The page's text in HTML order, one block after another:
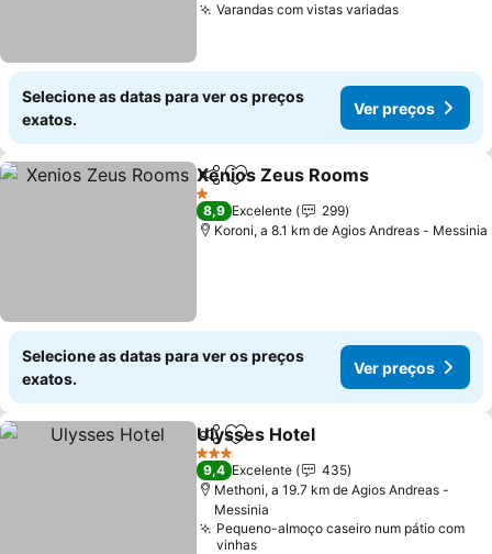
Varandas com vistas variadasVer preços
Selecione as datas para ver os preços
exatos.
Ver preços
PartilharAdicionar aos favoritos
Xenios Zeus Rooms
1 Estrelas
8,9 Excelente
299
Koroni, a 8.1 km de Agios Andreas - Messinia
Selecione as datas para ver os preços
exatos.
Ver preços
PartilharAdicionar aos favoritos
Ulysses Hotel
3 Estrelas
9,4 Excelente
435
Methoni, a 19.7 km de Agios Andreas -
Messinia
Pequeno-almoço caseiro num pátio com
vinhas